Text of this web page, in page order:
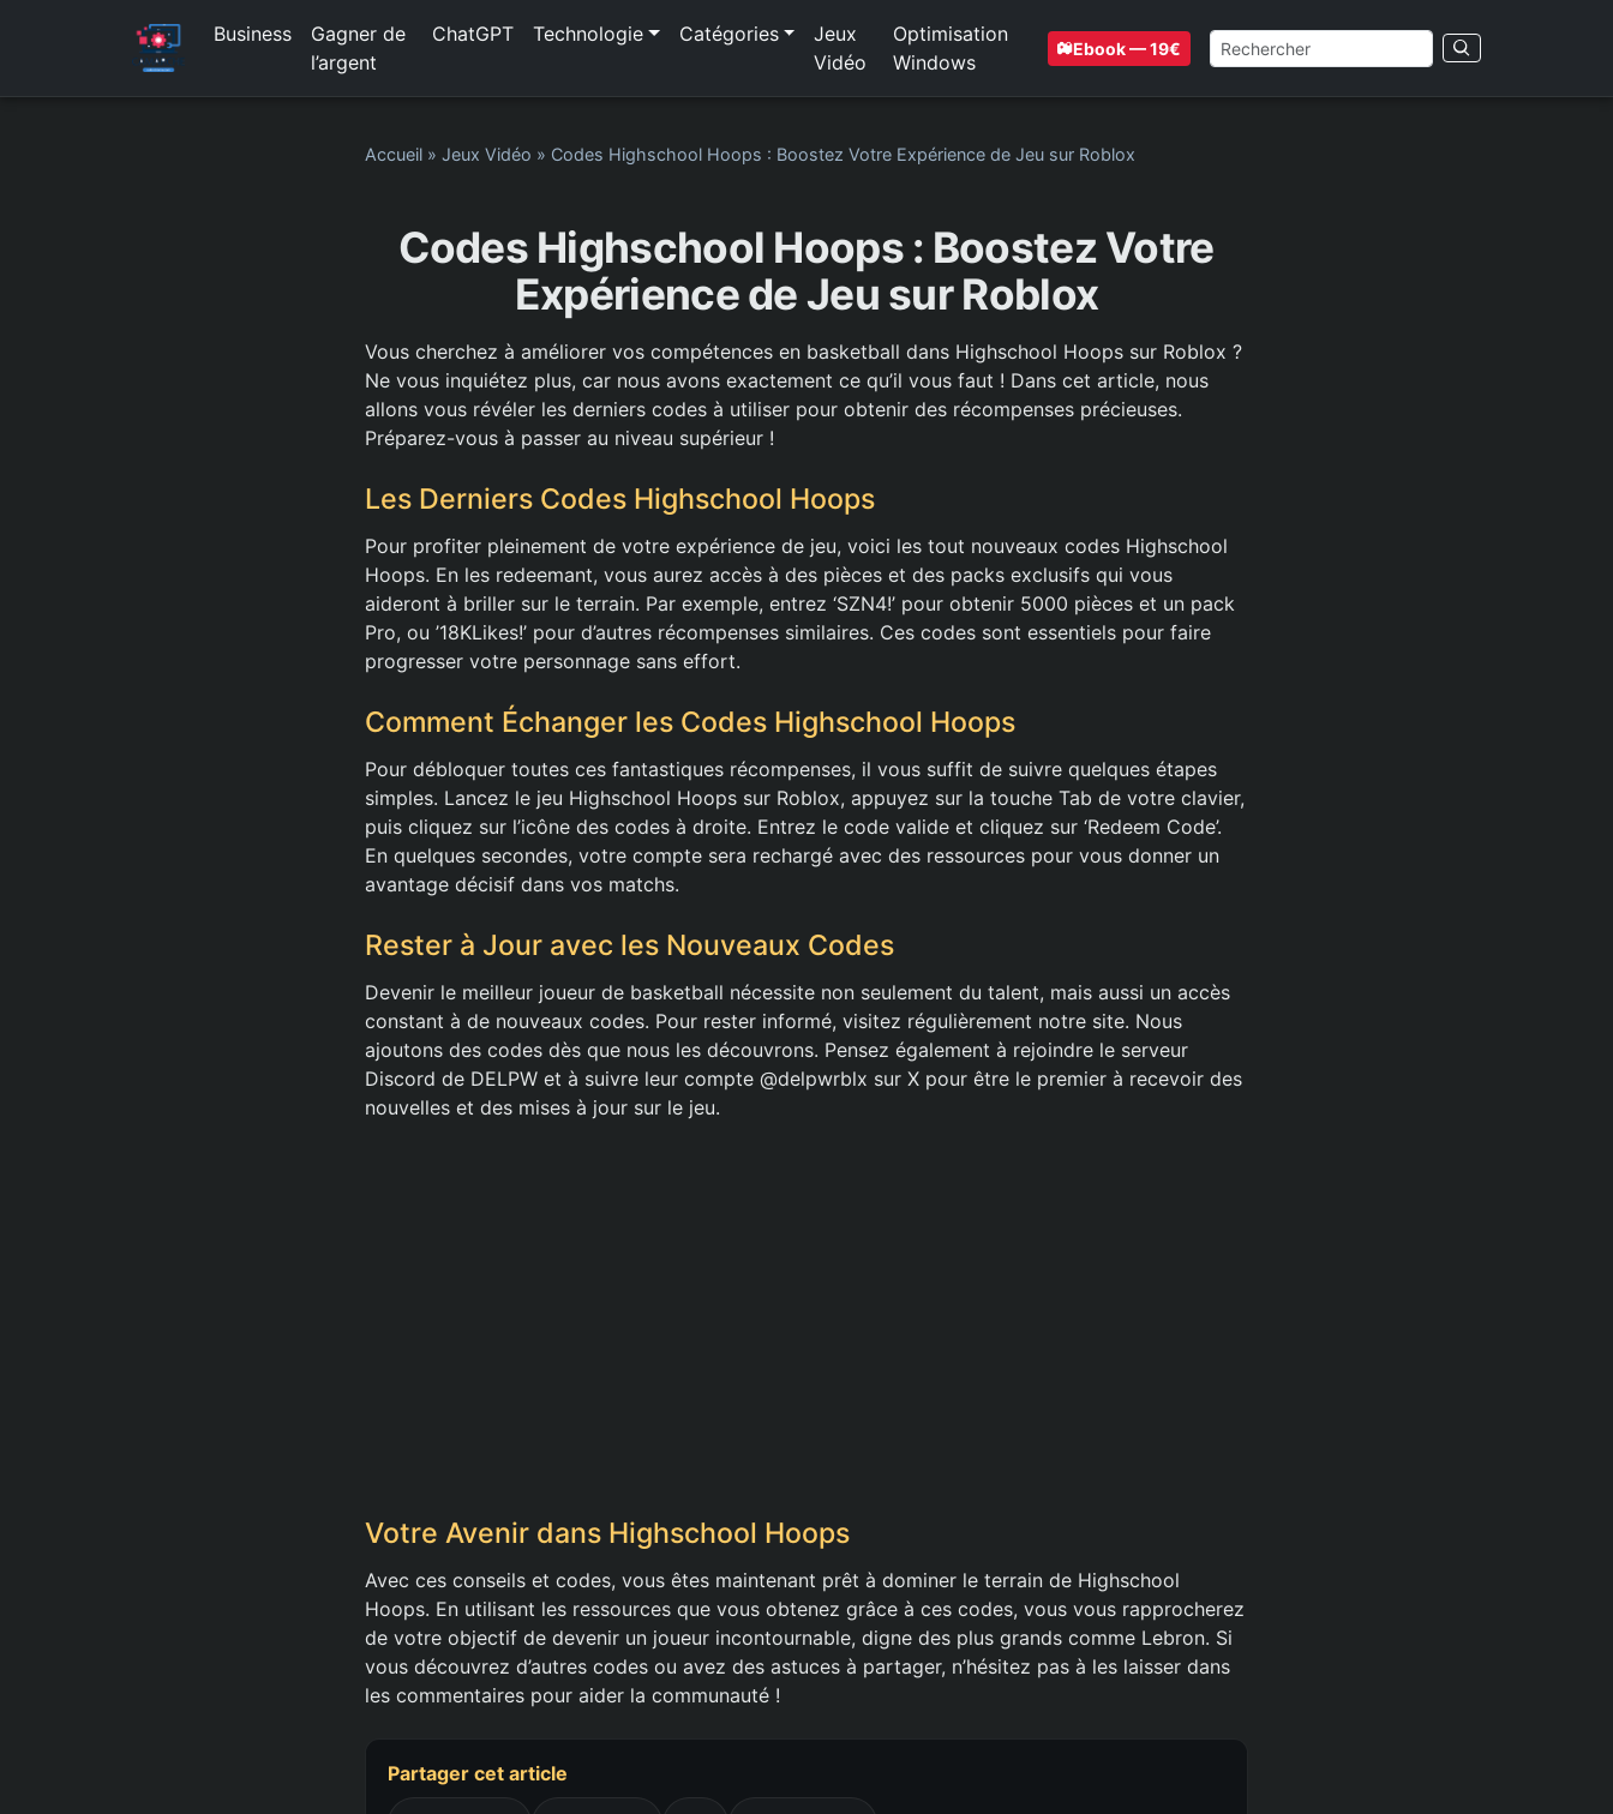
Business
Gagner de
l’argent
ChatGPT Technologie Catégories
Jeux
Vidéo
Optimisation
Windows
Ebook — 19€
Accueil » Jeux Vidéo » Codes Highschool Hoops : Boostez Votre Expérience de Jeu sur Roblox
Codes Highschool Hoops : Boostez Votre
Expérience de Jeu sur Roblox
Vous cherchez à améliorer vos compétences en basketball dans Highschool Hoops sur Roblox ?
Ne vous inquiétez plus, car nous avons exactement ce qu’il vous faut ! Dans cet article, nous
allons vous révéler les derniers codes à utiliser pour obtenir des récompenses précieuses.
Préparez-vous à passer au niveau supérieur !
Les Derniers Codes Highschool Hoops
Pour profiter pleinement de votre expérience de jeu, voici les tout nouveaux codes Highschool
Hoops. En les redeemant, vous aurez accès à des pièces et des packs exclusifs qui vous
aideront à briller sur le terrain. Par exemple, entrez ‘SZN4!’ pour obtenir 5000 pièces et un pack
Pro, ou ’18KLikes!’ pour d’autres récompenses similaires. Ces codes sont essentiels pour faire
progresser votre personnage sans effort.
Comment Échanger les Codes Highschool Hoops
Pour débloquer toutes ces fantastiques récompenses, il vous suffit de suivre quelques étapes
simples. Lancez le jeu Highschool Hoops sur Roblox, appuyez sur la touche Tab de votre clavier,
puis cliquez sur l’icône des codes à droite. Entrez le code valide et cliquez sur ‘Redeem Code’.
En quelques secondes, votre compte sera rechargé avec des ressources pour vous donner un
avantage décisif dans vos matchs.
Rester à Jour avec les Nouveaux Codes
Devenir le meilleur joueur de basketball nécessite non seulement du talent, mais aussi un accès
constant à de nouveaux codes. Pour rester informé, visitez régulièrement notre site. Nous
ajoutons des codes dès que nous les découvrons. Pensez également à rejoindre le serveur
Discord de DELPW et à suivre leur compte @delpwrblx sur X pour être le premier à recevoir des
nouvelles et des mises à jour sur le jeu.
Votre Avenir dans Highschool Hoops
Avec ces conseils et codes, vous êtes maintenant prêt à dominer le terrain de Highschool
Hoops. En utilisant les ressources que vous obtenez grâce à ces codes, vous vous rapprocherez
de votre objectif de devenir un joueur incontournable, digne des plus grands comme Lebron. Si
vous découvrez d’autres codes ou avez des astuces à partager, n’hésitez pas à les laisser dans
les commentaires pour aider la communauté !
Partager cet article